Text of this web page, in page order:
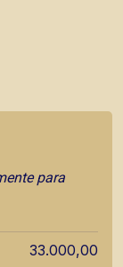
para
33.000,00